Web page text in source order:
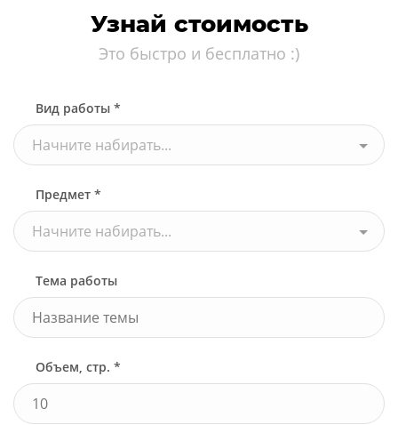
Узнай стоимость
Это быстро и бесплатно :)
Вид работы *
Начните набирать...
Предмет *
Начните набирать...
Тема работы
Объем, стр. *